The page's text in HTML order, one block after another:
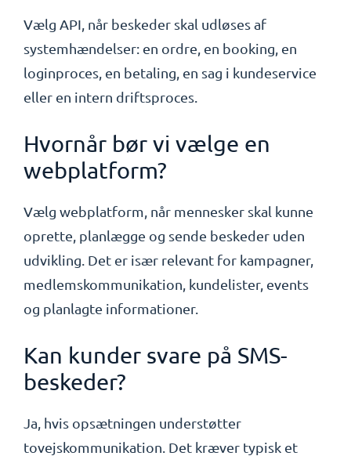
Vælg API, når beskeder skal udløses af
systemhændelser: en ordre, en booking, en
loginproces, en betaling, en sag i kundeservice
eller en intern driftsproces.
Hvornår bør vi vælge en
webplatform?
Vælg webplatform, når mennesker skal kunne
oprette, planlægge og sende beskeder uden
udvikling. Det er især relevant for kampagner,
medlemskommunikation, kundelister, events
og planlagte informationer.
Kan kunder svare på SMS-
beskeder?
Ja, hvis opsætningen understøtter
tovejskommunikation. Det kræver typisk et